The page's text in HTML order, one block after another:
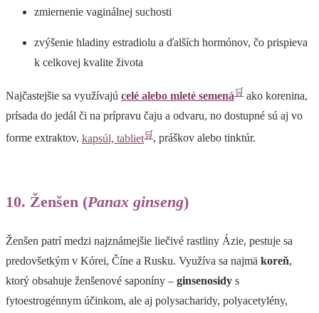
zmiernenie vaginálnej suchosti
zvýšenie hladiny estradiolu a ďalších hormónov, čo prispieva
k celkovej kvalite života
Najčastejšie sa využívajú celé alebo mleté semená🛒 ako korenina,
prísada do jedál či na prípravu čaju a odvaru, no dostupné sú aj vo
forme extraktov, kapsúl, tabliet🛒, práškov alebo tinktúr.
10. Ženšen (Panax ginseng)
Ženšen patrí medzi najznámejšie liečivé rastliny Ázie, pestuje sa
predovšetkým v Kórei, Číne a Rusku. Využíva sa najmä koreň,
ktorý obsahuje ženšenové saponíny – ginsenosidy s
fytoestrogénnym účinkom, ale aj polysacharidy, polyacetylény,